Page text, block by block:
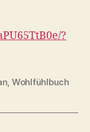
?
Wohlfühlbuch